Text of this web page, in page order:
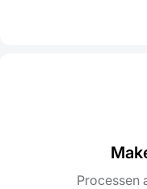
Processen